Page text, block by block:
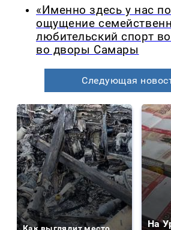
«Именно здесь у нас
ощущение
любительский спорт
во дворы Самары
Следующая
Как выглядит место
На